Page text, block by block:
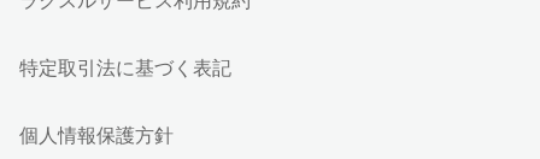
特定取引法に基づく表記
個人情報保護方針